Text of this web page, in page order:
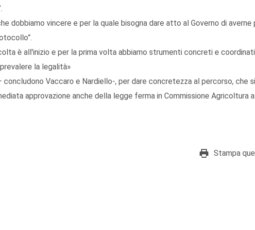
dobbiamo vincere e per la quale bisogna dare atto al Governo di
è all'inizio e per la prima volta abbiamo strumenti concreti e
la legalità»
concludono Vaccaro e Nardiello-, per dare concretezza al percorso, che
approvazione anche della legge ferma in Commissione Agricoltura
Stampa